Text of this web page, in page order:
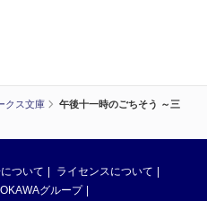
クス文庫
午後十一時のごちそう ～三
ついて
ライセンスについて
グループ